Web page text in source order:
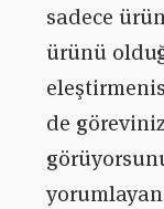
sadece
ürünü
de